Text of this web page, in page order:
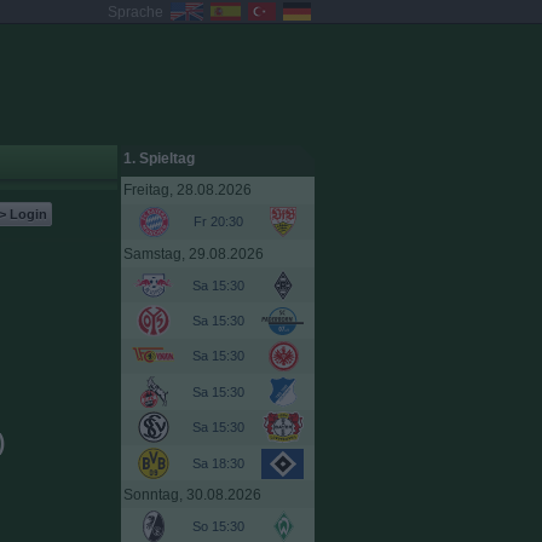
Sprache
Login
1. Spieltag
Freitag, 28.08.2026
Fr 20:30
Samstag, 29.08.2026
Sa 15:30
Sa 15:30
Sa 15:30
Sa 15:30
Sa 15:30
Sa 18:30
Sonntag, 30.08.2026
So 15:30